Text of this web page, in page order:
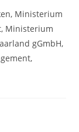
Ministerium
Ministerium
gGmbH,